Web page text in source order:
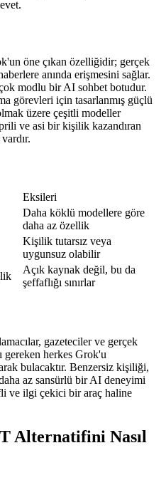
öne çıkan özelliğidir; gerçek
anında erişmesini sağlar.
modlu bir AI sohbet botudur.
görevleri için tasarlanmış güçlü
üzere çeşitli modeller
ve asi bir kişilik kazandıran
Eksileri
Daha köklü modellere göre
daha az özellik
Kişilik tutarsız veya
uygunsuz olabilir
Açık kaynak değil, bu da
şeffaflığı sınırlar
gazeteciler ve gerçek
gereken herkes Grok'u
bulacaktır. Benzersiz kişiliği,
az sansürlü bir AI deneyimi
ve ilgi çekici bir araç haline
Alternatifini Nasıl